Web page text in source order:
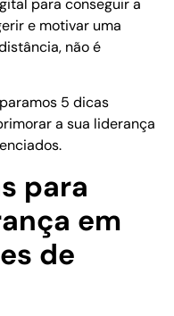
para conseguir a
e motivar uma
não é
5 dicas
a sua liderança
para
em
de